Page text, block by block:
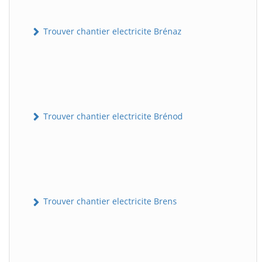
Trouver chantier electricite Brénaz
Trouver chantier electricite Brénod
Trouver chantier electricite Brens